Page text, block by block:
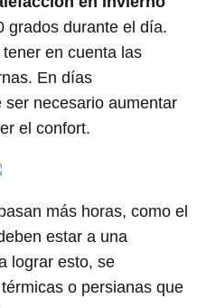
grados durante el día.
en cuenta las
En días
necesario aumentar
el confort.
más horas, como el
estar a una
lograr esto, se
o persianas que